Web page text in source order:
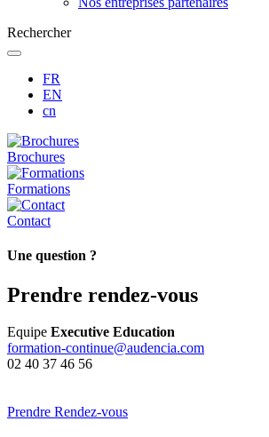
Rechercher
FR
EN
cn
Brochures
Formations
Contact
Une question ?
Prendre rendez-vous
Equipe Executive Education
formation-continue@audencia.com
02 40 37 46 56
Prendre Rendez-vous